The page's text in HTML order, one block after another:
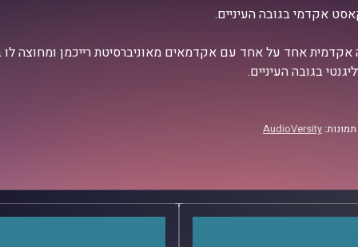
אקדמי בגובה העיניים.
אקדמית אחד על אחד עם אקדמאים מאוניברסיטת רייכמן ומחוצה לו
בגובה העיניים.
AudioVersity